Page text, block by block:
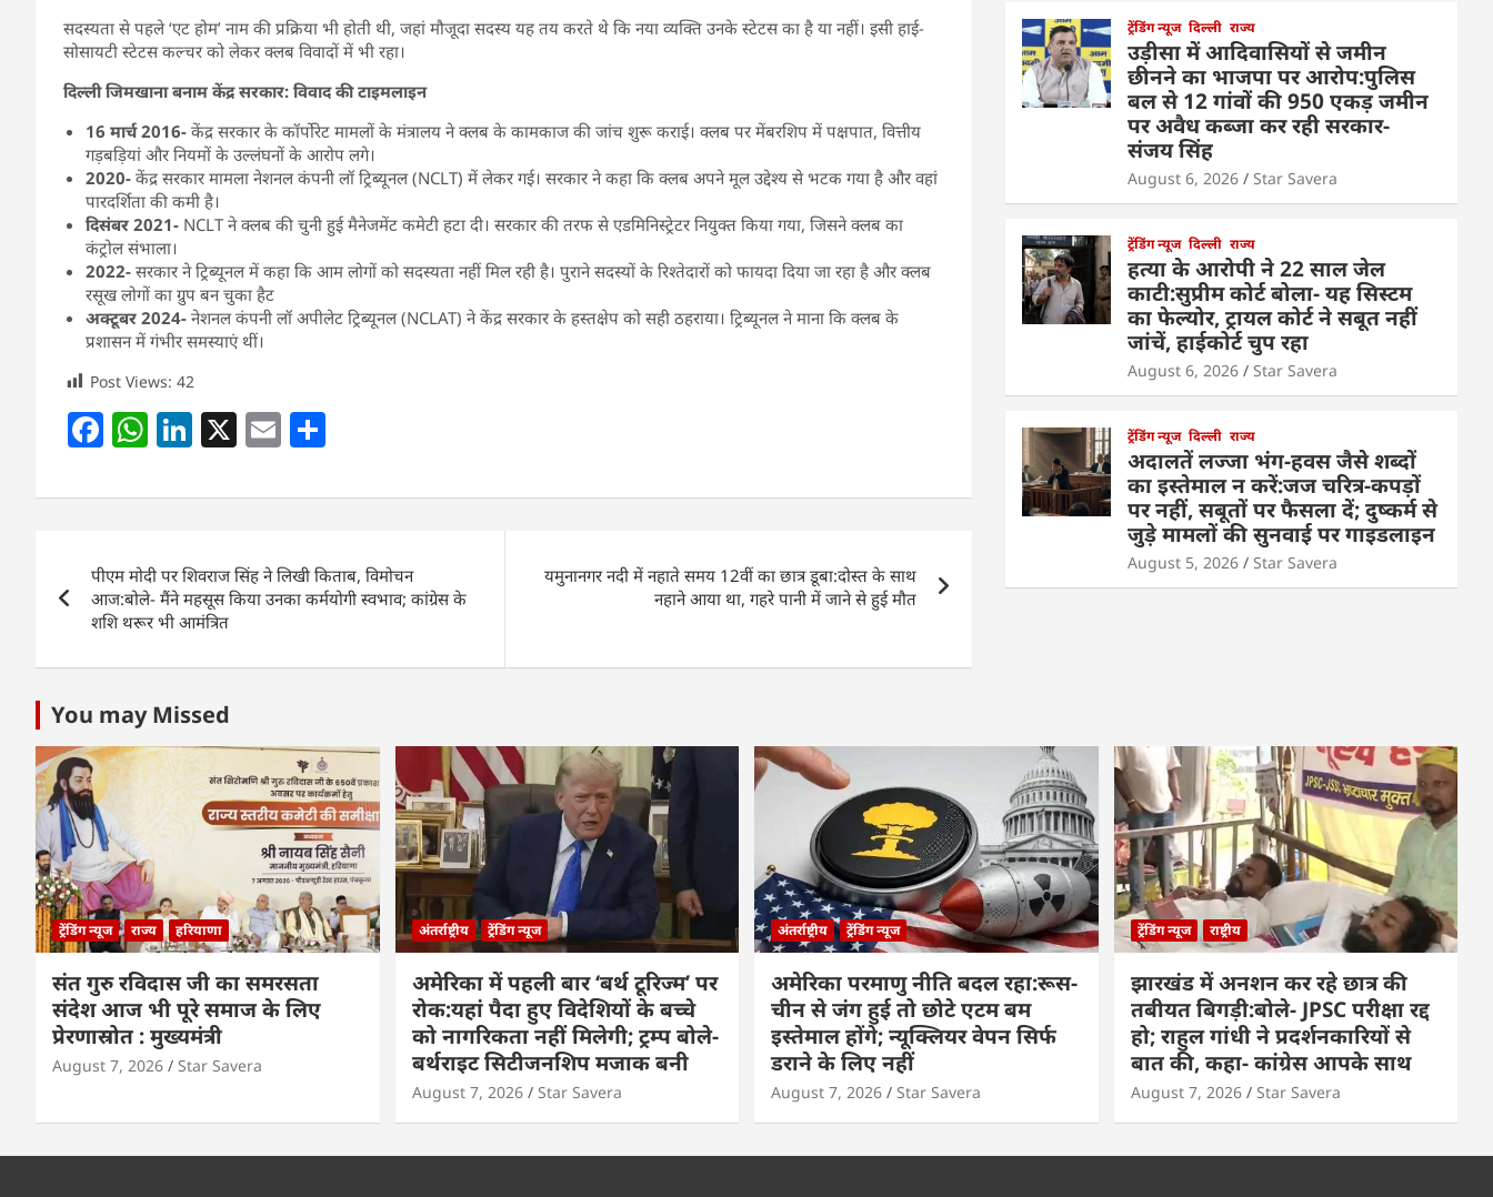
सदस्यता से पहले ‘एट होम’ नाम की प्रक्रिया भी होती थी, जहां मौजूदा सदस्य यह तय करते थे कि नया व्यक्ति उनके स्टेटस का है या नहीं। इसी हाई-
सोसायटी स्टेटस कल्चर को लेकर क्लब विवादों में भी रहा।
दिल्ली जिमखाना बनाम केंद्र सरकार: विवाद की टाइमलाइन
16 मार्च 2016- केंद्र सरकार के कॉर्पोरेट मामलों के मंत्रालय ने क्लब के कामकाज की जांच शुरू कराई। क्लब पर मेंबरशिप में पक्षपात, वित्तीय
गड़बड़ियां और नियमों के उल्लंघनों के आरोप लगे।
2020- केंद्र सरकार मामला नेशनल कंपनी लॉ ट्रिब्यूनल (NCLT) में लेकर गई। सरकार ने कहा कि क्लब अपने मूल उद्देश्य से भटक गया है और वहां
पारदर्शिता की कमी है।
दिसंबर 2021- NCLT ने क्लब की चुनी हुई मैनेजमेंट कमेटी हटा दी। सरकार की तरफ से एडमिनिस्ट्रेटर नियुक्त किया गया, जिसने क्लब का
कंट्रोल संभाला।
2022- सरकार ने ट्रिब्यूनल में कहा कि आम लोगों को सदस्यता नहीं मिल रही है। पुराने सदस्यों के रिश्तेदारों को फायदा दिया जा रहा है और क्लब
रसूख लोगों का ग्रुप बन चुका हैट
अक्टूबर 2024- नेशनल कंपनी लॉ अपीलेट ट्रिब्यूनल (NCLAT) ने केंद्र सरकार के हस्तक्षेप को सही ठहराया। ट्रिब्यूनल ने माना कि क्लब के
प्रशासन में गंभीर समस्याएं थीं।
Post Views: 42
F
c
b
o
o
k
W
at
A
p
p
Li
k
dI
n
X E
ai ar
navigation
पीएम मोदी पर शिवराज सिंह ने लिखी किताब, विमोचन
आज:बोले- मैंने महसूस किया उनका कर्मयोगी स्वभाव; कांग्रेस के
शशि थरूर भी आमंत्रित
यमुनानगर नदी में नहाते समय 12वीं का छात्र डूबा:दोस्त के साथ
नहाने आया था, गहरे पानी में जाने से हुई मौत
ट्रेंडिंग न्यूज दिल्ली राज्य
उड़ीसा में आदिवासियों से जमीन
छीनने का भाजपा पर आरोप:पुलिस
बल से 12 गांवों की 950 एकड़ जमीन
पर अवैध कब्जा कर रही सरकार-
संजय सिंह
August 6, 2026 Star Savera
ट्रेंडिंग न्यूज दिल्ली राज्य
हत्या के आरोपी ने 22 साल जेल
काटी:सुप्रीम कोर्ट बोला- यह सिस्टम
का फेल्योर, ट्रायल कोर्ट ने सबूत नहीं
जांचें, हाईकोर्ट चुप रहा
August 6, 2026 Star Savera
ट्रेंडिंग न्यूज दिल्ली राज्य
अदालतें लज्जा भंग-हवस जैसे शब्दों
का इस्तेमाल न करें:जज चरित्र-कपड़ों
पर नहीं, सबूतों पर फैसला दें; दुष्कर्म से
जुड़े मामलों की सुनवाई पर गाइडलाइन
August 5, 2026 Star Savera
You may Missed
ट्रेंडिंग न्यूज राज्य हरियाणा
संत गुरु रविदास जी का समरसता
संदेश आज भी पूरे समाज के लिए
प्रेरणास्रोत : मुख्यमंत्री
August 7, 2026 Star Savera
अंतर्राष्ट्रीय ट्रेंडिंग न्यूज
अमेरिका में पहली बार ‘बर्थ टूरिज्म’ पर
रोक:यहां पैदा हुए विदेशियों के बच्चे
को नागरिकता नहीं मिलेगी; ट्रम्प बोले-
बर्थराइट सिटीजनशिप मजाक बनी
August 7, 2026 Star Savera
अंतर्राष्ट्रीय ट्रेंडिंग न्यूज
अमेरिका परमाणु नीति बदल रहा:रूस-
चीन से जंग हुई तो छोटे एटम बम
इस्तेमाल होंगे; न्यूक्लियर वेपन सिर्फ
डराने के लिए नहीं
August 7, 2026 Star Savera
ट्रेंडिंग न्यूज राष्ट्रीय
झारखंड में अनशन कर रहे छात्र की
तबीयत बिगड़ी:बोले- JPSC परीक्षा रद्द
हो; राहुल गांधी ने प्रदर्शनकारियों से
बात की, कहा- कांग्रेस आपके साथ
August 7, 2026 Star Savera